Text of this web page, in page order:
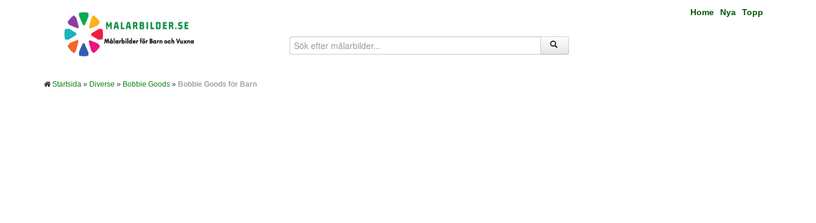
Home Nya Topp
Startsida » Diverse » Bobbie Goods » Bobbie Goods för Barn